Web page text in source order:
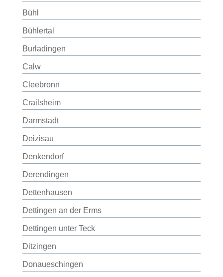
Bühl
Bühlertal
Burladingen
Calw
Cleebronn
Crailsheim
Darmstadt
Deizisau
Denkendorf
Derendingen
Dettenhausen
Dettingen an der Erms
Dettingen unter Teck
Ditzingen
Donaueschingen